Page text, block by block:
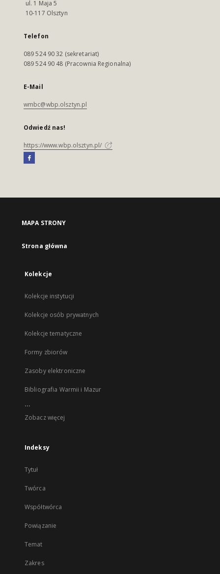
ul. 1 Maja 5
10-117 Olsztyn
Telefon
089 524 90 32 (sekretariat)
089 524 90 48 (Pracownia Regionalna)
E-Mail
wmbc@wbp.olsztyn.pl
Odwiedź nas!
https://www.wbp.olsztyn.pl/
MAPA STRONY
Strona główna
Kolekcje
Kolekcje instytucji
Kolekcje osób prywatnych
Kolekcje tematyczne
Formy zbiorów
Zasoby elektroniczne
Bibliografia Warmii i Mazur
...
Zobacz więcej
Indeksy
Tytuł
Twórca
Współtwórca
Powiązanie
Temat
Zakres